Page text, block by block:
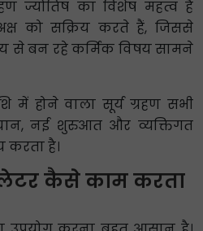
ज्योतिष का विशेष महत्व है
को सक्रिय करते हैं, जिससे
बन रहे कर्मिक विषय सामने
में होने वाला सूर्य ग्रहण सभी
नई शुरुआत और व्यक्तिगत
करता है।
कैसे काम करता